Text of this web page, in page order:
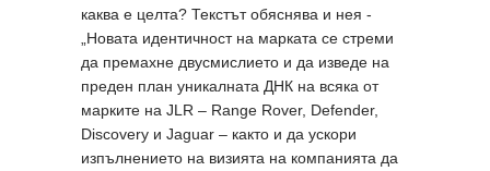
каква е целта? Текстът обяснява и нея -
„Новата идентичност на марката се стреми
да премахне двусмислието и да изведе на
преден план уникалната ДНК на всяка от
марките на JLR – Range Rover, Defender,
Discovery и Jaguar – както и да ускори
изпълнението на визията на компанията да